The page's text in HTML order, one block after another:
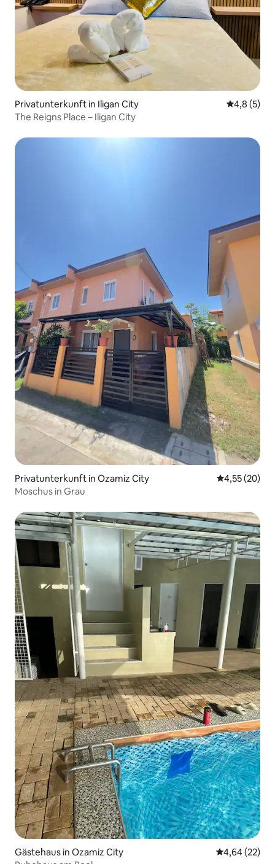
Privatunterkunft in Iligan City
4,8 (5)
The Reigns Place – Iligan City
Privatunterkunft in Ozamiz City
4,55 (20)
Moschus in Grau
Gästehaus in Ozamiz City
4,64 (22)